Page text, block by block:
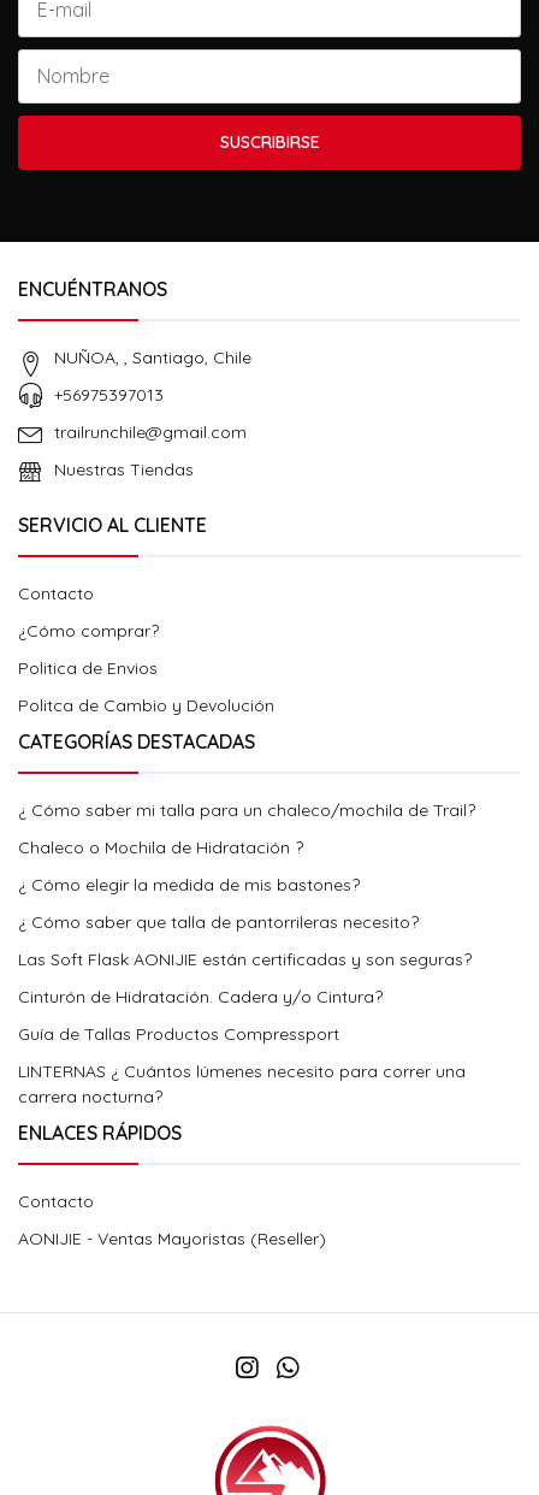
SUSCRIBIRSE
ENCUÉNTRANOS
NUÑOA, , Santiago, Chile
+56975397013
trailrunchile@gmail.com
Nuestras Tiendas
SERVICIO AL CLIENTE
Contacto
¿Cómo comprar?
Politica de Envios
Politca de Cambio y Devolución
CATEGORÍAS DESTACADAS
¿ Cómo saber mi talla para un chaleco/mochila de Trail?
Chaleco o Mochila de Hidratación ?
¿ Cómo elegir la medida de mis bastones?
¿ Cómo saber que talla de pantorrileras necesito?
Las Soft Flask AONIJIE están certificadas y son seguras?
Cinturón de Hidratación. Cadera y/o Cintura?
Guía de Tallas Productos Compressport
LINTERNAS ¿ Cuántos lúmenes necesito para correr una
carrera nocturna?
ENLACES RÁPIDOS
Contacto
AONIJIE - Ventas Mayoristas (Reseller)